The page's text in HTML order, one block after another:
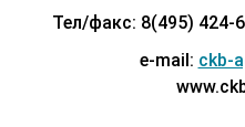
Тел/факс: 8(495) 424-
e-mail: ckb-